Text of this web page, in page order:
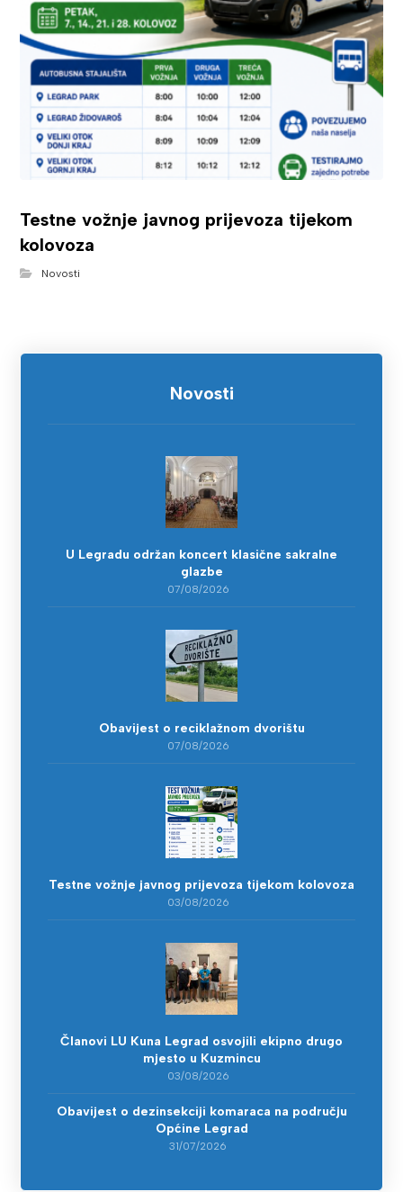
Testne vožnje javnog prijevoza tijekom
kolovoza
Novosti
Novosti
U Legradu održan koncert klasične sakralne
glazbe
07/08/2026
Obavijest o reciklažnom dvorištu
07/08/2026
Testne vožnje javnog prijevoza tijekom kolovoza
03/08/2026
Članovi LU Kuna Legrad osvojili ekipno drugo
mjesto u Kuzmincu
03/08/2026
Obavijest o dezinsekciji komaraca na području
Općine Legrad
31/07/2026